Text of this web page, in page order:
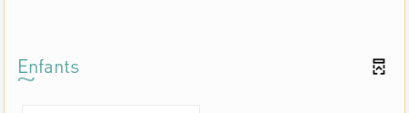
Enfants